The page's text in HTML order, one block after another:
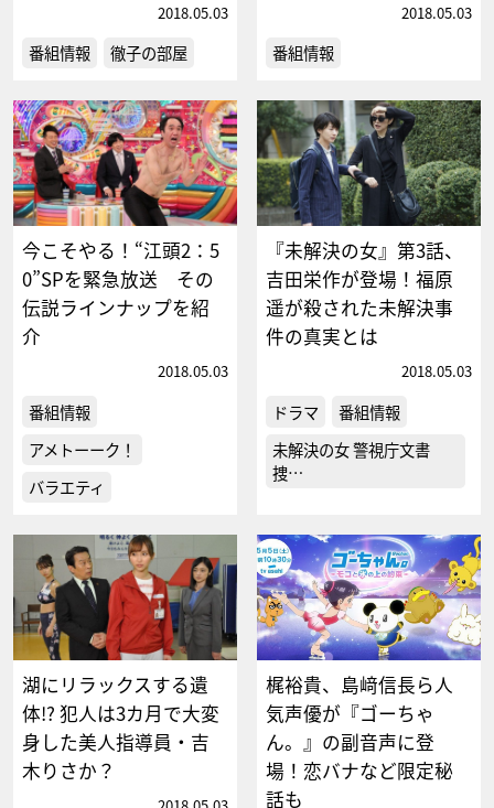
2018.05.03
番組情報 徹子の部屋
2018.05.03
番組情報
今こそやる！“江頭2：5
0”SPを緊急放送 その
伝説ラインナップを紹
介
2018.05.03
番組情報
アメトーーク！
バラエティ
『未解決の女』第3話、
吉田栄作が登場！福原
遥が殺された未解決事
件の真実とは
2018.05.03
ドラマ
番組情報
未解決の女 警視庁文書
捜…
湖にリラックスする遺
体!? 犯人は3カ月で大変
身した美人指導員・吉
木りさか？
梶裕貴、島﨑信長ら人
気声優が『ゴーちゃ
ん。』の副音声に登
場！恋バナなど限定秘
話も